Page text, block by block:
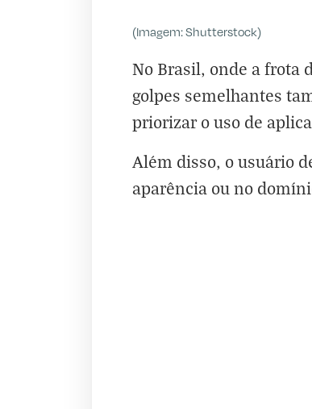
(Imagem: Shutterstock)
No Brasil, onde a frota
golpes semelhantes
priorizar o uso de
Além disso, o usuário
aparência ou no